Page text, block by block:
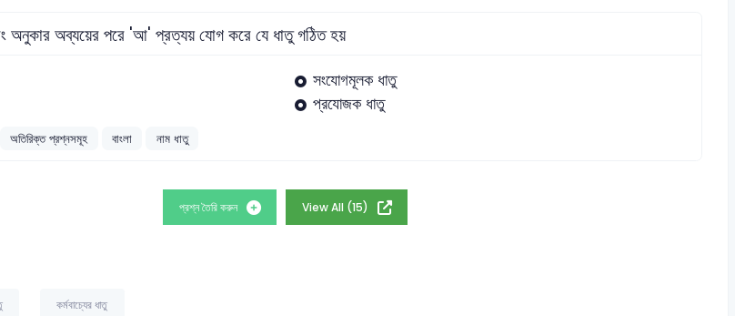
অনুকার অব্যয়ের পরে 'আ' প্রত্যয় যোগ করে যে ধাতু গঠিত হয়
সংযোগমূলক ধাতু
প্রযোজক ধাতু
অতিরিক্ত প্রশ্নসমূহ বাংলা নাম ধাতু
প্রশ্ন তৈরি করুন View All (15)
কর্মবাচ্যের ধাতু